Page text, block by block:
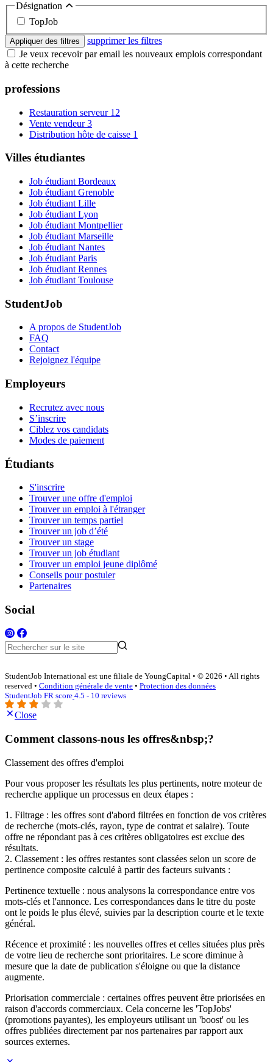
Désignation
TopJob
Appliquer des filtres
supprimer les filtres
Je veux recevoir par email les nouveaux emplois correspondant
à cette recherche
professions
Restauration serveur 12
Vente vendeur 3
Distribution hôte de caisse 1
Villes étudiantes
Job étudiant Bordeaux
Job étudiant Grenoble
Job étudiant Lille
Job étudiant Lyon
Job étudiant Montpellier
Job étudiant Marseille
Job étudiant Nantes
Job étudiant Paris
Job étudiant Rennes
Job étudiant Toulouse
StudentJob
A propos de StudentJob
FAQ
Contact
Rejoignez l'équipe
Employeurs
Recrutez avec nous
S’inscrire
Ciblez vos candidats
Modes de paiement
Étudiants
S'inscrire
Trouver une offre d'emploi
Trouver un emploi à l'étranger
Trouver un temps partiel
Trouver un job d’été
Trouver un stage
Trouver un job étudiant
Trouver un emploi jeune diplômé
Conseils pour postuler
Partenaires
Social
StudentJob International est une filiale de YoungCapital • © 2026 • All rights
reserved • Condition générale de vente • Protection des données
StudentJob FR score 4.5 - 10 reviews
Close
Comment classons-nous les offres&nbsp;?
Classement des offres d'emploi
Pour vous proposer les résultats les plus pertinents, notre moteur de
recherche applique un processus en deux étapes :
1. Filtrage : les offres sont d'abord filtrées en fonction de vos critères
de recherche (mots-clés, rayon, type de contrat et salaire). Toute
offre ne répondant pas à ces critères obligatoires est exclue des
résultats.
2. Classement : les offres restantes sont classées selon un score de
pertinence composite calculé à partir des facteurs suivants :
Pertinence textuelle : nous analysons la correspondance entre vos
mots-clés et l'annonce. Les correspondances dans le titre du poste
ont le poids le plus élevé, suivies par la description courte et le texte
général.
Récence et proximité : les nouvelles offres et celles situées plus près
de votre lieu de recherche sont prioritaires. Le score diminue à
mesure que la date de publication s'éloigne ou que la distance
augmente.
Priorisation commerciale : certaines offres peuvent être priorisées en
raison d'accords commerciaux. Cela concerne les 'TopJobs'
(promotions payantes), les employeurs utilisant un 'boost' ou les
offres publiées directement par nos partenaires par rapport aux
sources externes.